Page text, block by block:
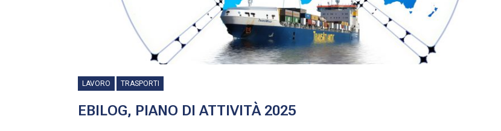
LAVORO TRASPORTI
EBILOG, PIANO DI ATTIVITÀ 2025